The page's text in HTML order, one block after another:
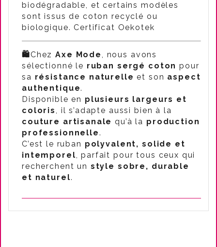
biodégradable, et certains modèles
sont issus de coton recyclé ou
biologique. Certificat Oekotek
🛍️ChezAxe Mode, nous avons
sélectionné le ruban sergé coton pour
sa résistance naturelle et son aspect
authentique.
Disponible en plusieurs largeurs et
coloris, il s’adapte aussi bien à la
couture artisanale qu’à la production
professionnelle.
C’est le ruban polyvalent, solide et
intemporel, parfait pour tous ceux qui
recherchent un style sobre, durable
et naturel.